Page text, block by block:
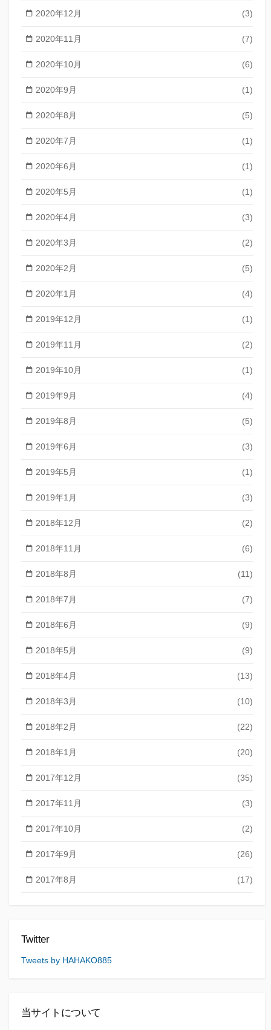
2020年12月 (3)
2020年11月 (7)
2020年10月 (6)
2020年9月 (1)
2020年8月 (5)
2020年7月 (1)
2020年6月 (1)
2020年5月 (1)
2020年4月 (3)
2020年3月 (2)
2020年2月 (5)
2020年1月 (4)
2019年12月 (1)
2019年11月 (2)
2019年10月 (1)
2019年9月 (4)
2019年8月 (5)
2019年6月 (3)
2019年5月 (1)
2019年1月 (3)
2018年12月 (2)
2018年11月 (6)
2018年8月 (11)
2018年7月 (7)
2018年6月 (9)
2018年5月 (9)
2018年4月 (13)
2018年3月 (10)
2018年2月 (22)
2018年1月 (20)
2017年12月 (35)
2017年11月 (3)
2017年10月 (2)
2017年9月 (26)
2017年8月 (17)
Twitter
Tweets by HAHAKO885
当サイトについて